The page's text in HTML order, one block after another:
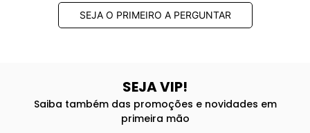
SEJA O PRIMEIRO A PERGUNTAR
SEJA VIP!
Saiba também das promoções e novidades em
primeira mão